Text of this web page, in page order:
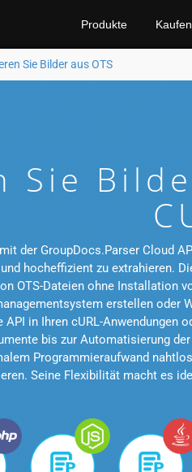
Produkte Kaufen
Sie Bilder aus OTS
Sie
der GroupDocs.Parser Cloud
hocheffizient zu extrahieren.
OTS-Dateien ohne Installation
erstellen
in Ihren cURL-
bis zur Automatisierung
Programmieraufwand
Seine Flexibilität macht es